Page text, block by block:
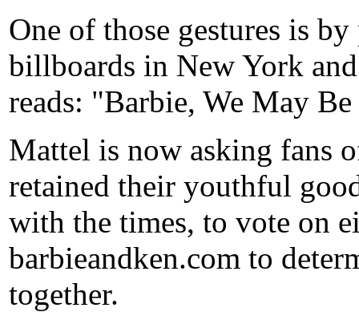
One of those gestures is
billboards in New York
reads: "Barbie, We May
Mattel is now asking fans
retained their youthful
with the times, to vote on
barbieandken.com to
together.